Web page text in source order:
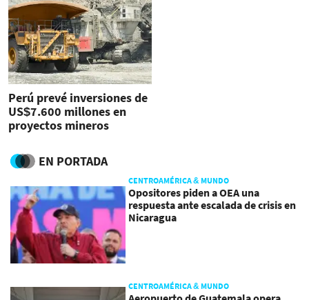
Perú prevé inversiones de
US$7.600 millones en
proyectos mineros
EN PORTADA
CENTROAMÉRICA & MUNDO
Opositores piden a OEA una
respuesta ante escalada de crisis en
Nicaragua
CENTROAMÉRICA & MUNDO